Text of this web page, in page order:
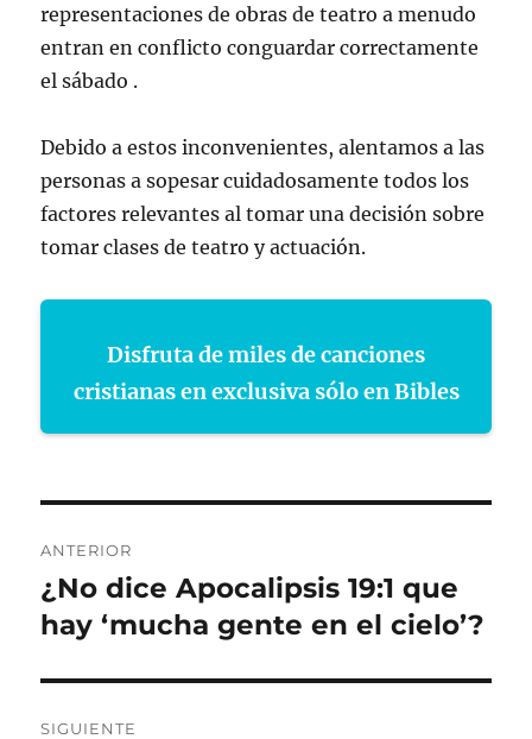
representaciones de obras de teatro a menudo
entran en conflicto conguardar correctamente
el sábado .
Debido a estos inconvenientes, alentamos a las
personas a sopesar cuidadosamente todos los
factores relevantes al tomar una decisión sobre
tomar clases de teatro y actuación.
Disfruta de miles de canciones
cristianas en exclusiva sólo en Bibles
de
entradas
ANTERIOR
Entrada
anterior:
¿No dice Apocalipsis 19:1 que
hay ‘mucha gente en el cielo’?
SIGUIENTE